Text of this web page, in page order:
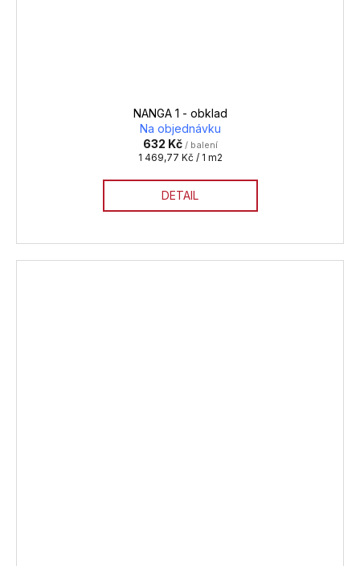
NANGA 1 - obklad
Na objednávku
632 Kč / balení
Měrná
1 469,77 Kč / 1 m2
DETAIL